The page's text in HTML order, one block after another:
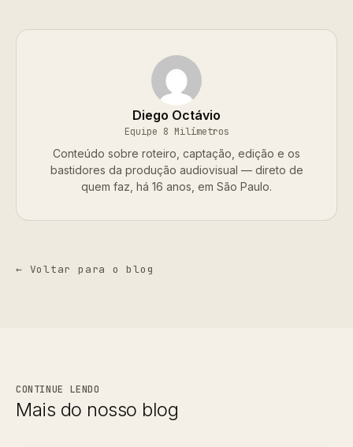
Diego Octávio
Equipe 8 Milímetros
Conteúdo sobre roteiro, captação, edição e os
bastidores da produção audiovisual — direto de
quem faz, há 16 anos, em São Paulo.
← Voltar para o blog
CONTINUE LENDO
Mais do nosso blog